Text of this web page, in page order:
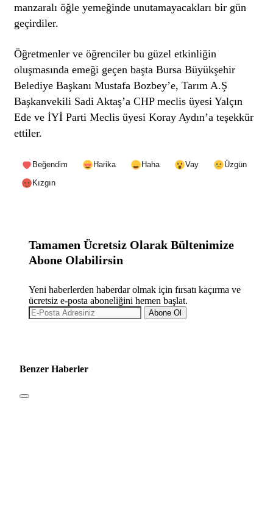
manzaralı öğle yemeğinde unutamayacakları bir gün
geçirdiler.
Öğretmenler ve öğrenciler bu güzel etkinliğin
oluşmasında emeği geçen başta Bursa Büyükşehir
Belediye Başkanı Mustafa Bozbey’e, Tarım A.Ş
Başkanvekili Sadi Aktaş’a CHP meclis üyesi Yalçın
Ede ve İYİ Parti Meclis üyesi Koray Aydın’a teşekkür
ettiler.
Beğendim Harika Haha Vay
Üzgün
Kızgın
Tamamen Ücretsiz Olarak Bültenimize
Abone Olabilirsin
Yeni haberlerden haberdar olmak için fırsatı kaçırma ve
ücretsiz e-posta aboneliğini hemen başlat.
Abone Ol
Benzer Haberler